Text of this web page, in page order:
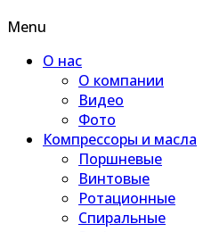
Menu
О нас
О компании
Видео
Фото
Компрессоры и масла
Поршневые
Винтовые
Ротационные
Спиральные